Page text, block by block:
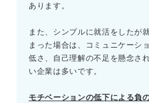
あります。
また、シンプルに就活をしたが
まった場合は、コミュニケーシ
低さ、自己理解の不足を懸念さ
い企業は多いです。
モチベーションの低下による負